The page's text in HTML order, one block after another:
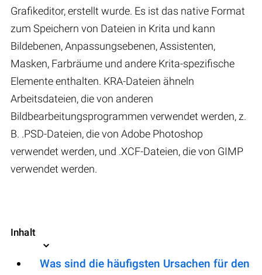
Grafikeditor, erstellt wurde. Es ist das native Format
zum Speichern von Dateien in Krita und kann
Bildebenen, Anpassungsebenen, Assistenten,
Masken, Farbräume und andere Krita-spezifische
Elemente enthalten. KRA-Dateien ähneln
Arbeitsdateien, die von anderen
Bildbearbeitungsprogrammen verwendet werden, z.
B. .PSD-Dateien, die von Adobe Photoshop
verwendet werden, und .XCF-Dateien, die von GIMP
verwendet werden.
Inhalt
Was sind die häufigsten Ursachen für den